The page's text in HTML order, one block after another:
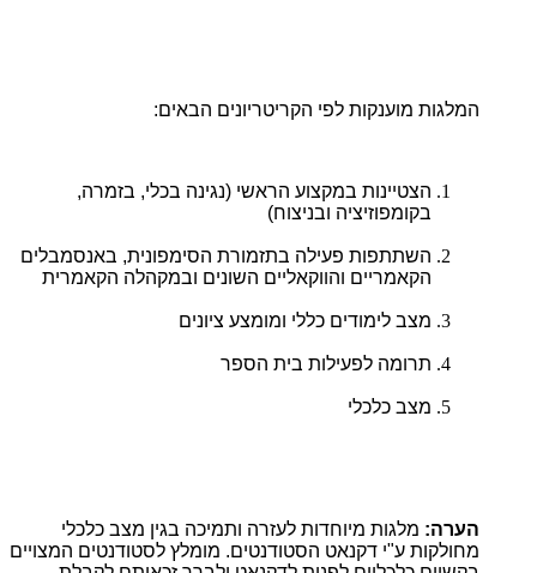
המלגות מוענקות לפי הקריטריונים הבאים:
הצטיינות במקצוע הראשי (נגינה בכלי, בזמרה,
בקומפוזיציה ובניצוח)
השתתפות פעילה בתזמורת הסימפונית, באנסמבלים
הקאמריים והווקאליים השונים ובמקהלה הקאמרית
מצב לימודים כללי ומומצע ציונים
תרומה לפעילות בית הספר
מצב כלכלי
הערה: מלגות מיוחדות לעזרה ותמיכה בגין מצב כלכלי
מחולקות ע"י דקנאט הסטודנטים. מומלץ לסטודנטים המצויים